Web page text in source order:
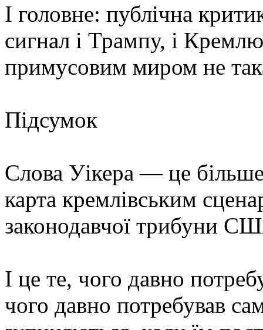
І головне: публічна
сигнал і Трампу, і
примусовим миром не
Підсумок
Слова Уікера — це
карта кремлівським
законодавчої трибуни
І це те, чого давно
чого давно потребував